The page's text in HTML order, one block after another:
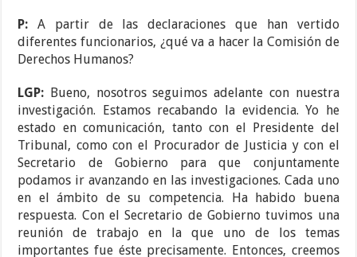
P: A partir de las declaraciones que han vertido
diferentes funcionarios, ¿qué va a hacer la Comisión de
Derechos Humanos?
LGP: Bueno, nosotros seguimos adelante con nuestra
investigación. Estamos recabando la evidencia. Yo he
estado en comunicación, tanto con el Presidente del
Tribunal, como con el Procurador de Justicia y con el
Secretario de Gobierno para que conjuntamente
podamos ir avanzando en las investigaciones. Cada uno
en el ámbito de su competencia. Ha habido buena
respuesta. Con el Secretario de Gobierno tuvimos una
reunión de trabajo en la que uno de los temas
importantes fue éste precisamente. Entonces, creemos